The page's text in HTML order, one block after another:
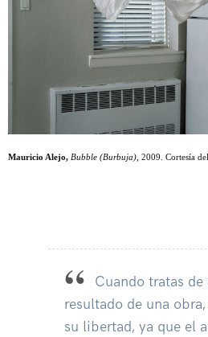
Mauricio Alejo, Bubble (Burbuja), 2009. Cortesía
Cuando tratas
resultado de una
su libertad, ya que el